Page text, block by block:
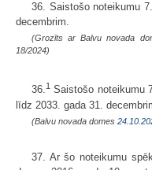
36. Saistošo noteikumu
decembrim.
(Grozīts ar Balvu novada
18/2024)
36.1 Saistošo noteikumu
līdz 2033. gada 31.
(Balvu novada domes
37. Ar šo noteikumu